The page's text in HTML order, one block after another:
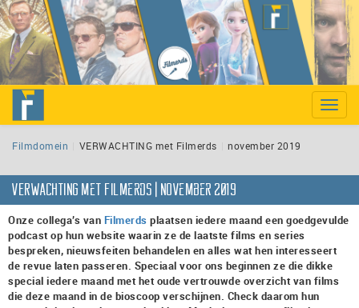
Toggle
Filmdomein VERWACHTING met Filmerds november 2019
VERWACHTING met Filmerds | november 2019
Onze collega’s van Filmerds plaatsen iedere maand een goedgevulde
podcast op hun website waarin ze de laatste films en series
bespreken, nieuwsfeiten behandelen en alles wat hen interesseert
de revue laten passeren. Speciaal voor ons beginnen ze die dikke
special iedere maand met het oude vertrouwde overzicht van films
die deze maand in de bioscoop verschijnen. Check daarom hun